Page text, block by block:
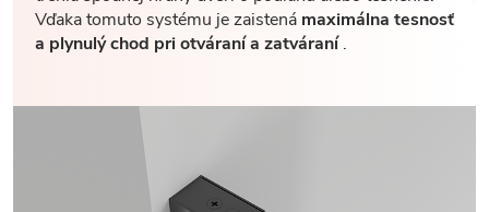
Vďaka tomuto systému je zaistená maximálna tesnosť
a plynulý chod pri otváraní a zatváraní.